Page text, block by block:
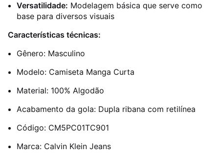
Versatilidade: Modelagem básica que serve como
base para diversos visuais
Características técnicas:
Gênero: Masculino
Modelo: Camiseta Manga Curta
Material: 100% Algodão
Acabamento da gola: Dupla ribana com retilínea
Código: CM5PC01TC901
Marca: Calvin Klein Jeans